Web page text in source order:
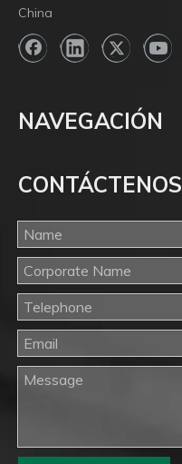
China
NAVEGACIÓN
CONTÁCTENOS